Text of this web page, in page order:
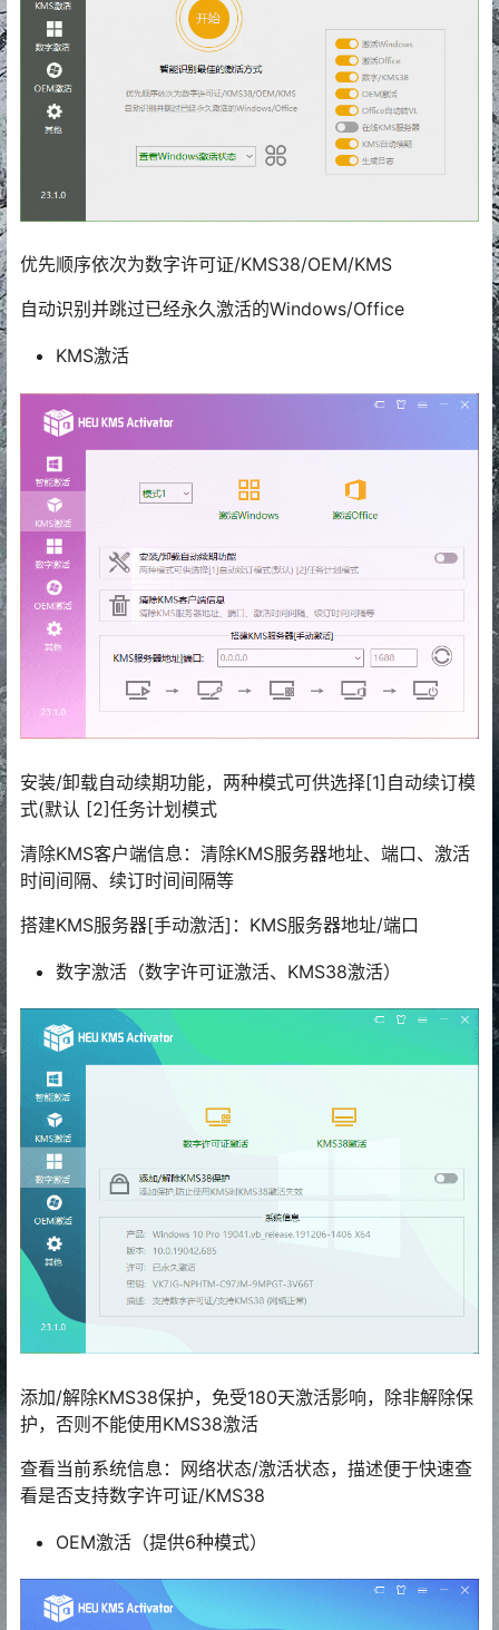
优先顺序依次为数字许可证/KMS38/OEM/KMS
自动识别并跳过已经永久激活的Windows/Office
KMS激活
安装/卸载自动续期功能，两种模式可供选择[1]自动续订模
式(默认 [2]任务计划模式
清除KMS客户端信息：清除KMS服务器地址、端口、激活
时间间隔、续订时间间隔等
搭建KMS服务器[手动激活]：KMS服务器地址/端口
数字激活（数字许可证激活、KMS38激活）
添加/解除KMS38保护，免受180天激活影响，除非解除保
护，否则不能使用KMS38激活
查看当前系统信息：网络状态/激活状态，描述便于快速查
看是否支持数字许可证/KMS38
OEM激活（提供6种模式）